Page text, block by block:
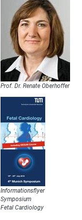
Prof. Dr. Renate Oberhoffer
Informationsflyer
Symposium
Fetal Cardiology